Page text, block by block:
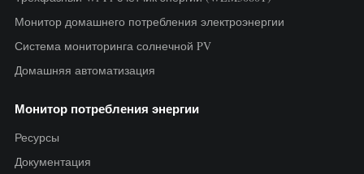
Монитор домашнего потребления электроэнергии
Система мониторинга солнечной PV
Домашняя автоматизация
Монитор потребления энергии
Ресурсы
Документация